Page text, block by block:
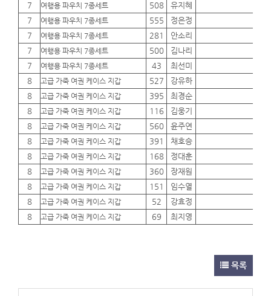
7
여행용 파우치 7종세트 508 유지혜
7
여행용 파우치 7종세트 555 정은정
7
여행용 파우치 7종세트 281 안소리
7
여행용 파우치 7종세트 500 김나리
7
여행용 파우치 7종세트 43 최선미
8
고급 가죽 여권 케이스 지갑 527 강유하
8
고급 가죽 여권 케이스 지갑 395 최경순
8
고급 가죽 여권 케이스 지갑 116 김웅기
8
고급 가죽 여권 케이스 지갑 560 윤주연
8
고급 가죽 여권 케이스 지갑 391 채호승
8
고급 가죽 여권 케이스 지갑 168 정대훈
8
고급 가죽 여권 케이스 지갑 360 장재원
8
고급 가죽 여권 케이스 지갑 151 임수열
8
고급 가죽 여권 케이스 지갑 52 강효정
8
고급 가죽 여권 케이스 지갑 69 최지영
목록